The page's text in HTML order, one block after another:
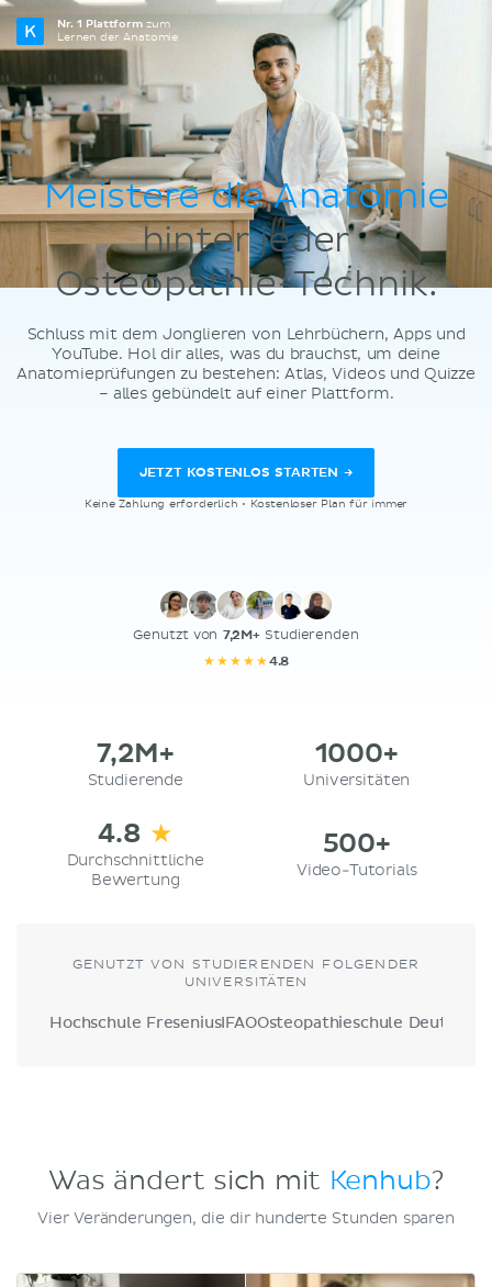
Nr. 1 Plattformzum
Lernen der Anatomie
Meistere die Anatomie
hinter jeder
Osteopathie-Technik.
Schluss mit dem Jonglieren von Lehrbüchern, Apps und
YouTube. Hol dir alles, was du brauchst, um deine
Anatomieprüfungen zu bestehen: Atlas, Videos und Quizze
– alles gebündelt auf einer Plattform.
JETZT KOSTENLOS STARTEN →
Keine Zahlung erforderlich • Kostenloser Plan für immer
Genutzt von 7,2M+Studierenden
★★★★ ★ 4.8
7,2M+
Studierende
1000+
Universitäten
4.8 ★
Durchschnittliche
Bewertung
500+
Video-Tutorials
GENUTZT VON STUDIERENDEN FOLGENDER
UNIVERSITÄTEN
Hochschule FreseniusIFAOOsteopathieschule
Was ändert sich mit Kenhub?
Vier Veränderungen, die dir hunderte Stunden sparen